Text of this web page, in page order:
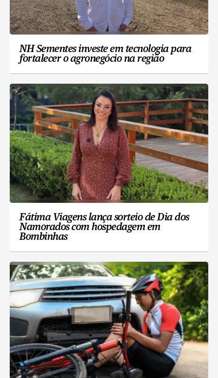
NH Sementes investe em tecnologia para
fortalecer o agronegócio na região
Fátima Viagens lança sorteio de Dia dos
Namorados com hospedagem em
Bombinhas